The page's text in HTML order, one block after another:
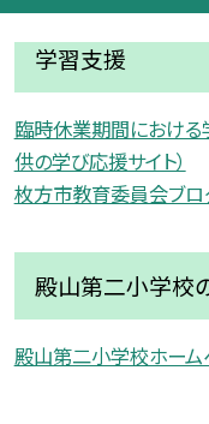
学習支援
臨時休業期間における
供の学び応援サイト）
枚方市教育委員会ブロ
殿山第二小学校
殿山第二小学校ホー